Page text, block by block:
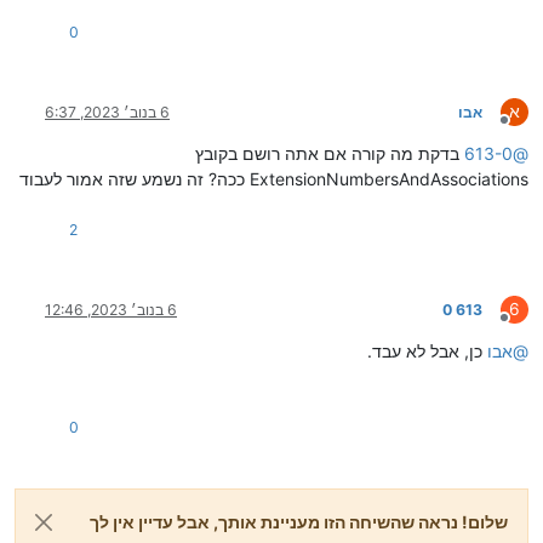
0
א
מנותק
אבו 6 בנוב׳ 2023, 6:37
@
613-0 בדקת מה קורה אם אתה רושם בקובץ
ExtensionNumbersAndAssociations ככה? זה נשמע שזה אמור לעבוד
2
6
מנותק
613 0 6 בנוב׳ 2023, 12:46
@אבו כן, אבל לא עבד.
0
שלום! נראה שהשיחה הזו מעניינת אותך, אבל עדיין אין לך